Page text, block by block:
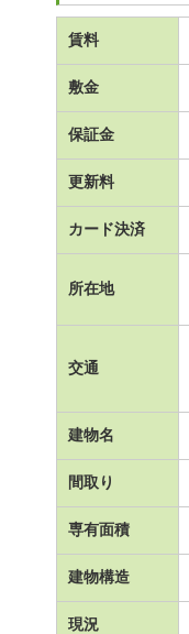
賃料
敷金
保証金
更新料
カード決済
所在地
交通
建物名
間取り
専有面積
建物構造
現況